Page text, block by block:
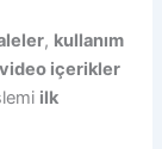
, kullanım
video içerikler
ilk